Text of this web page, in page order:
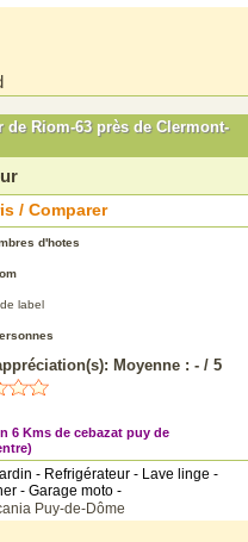
Riom-63 près de Clermont-
/ Comparer
d'hotes
label
Moyenne : - / 5
6 Kms de cebazat puy de
- Refrigérateur - Lave linge -
- Garage moto -
Puy-de-Dôme